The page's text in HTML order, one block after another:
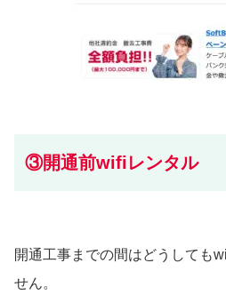
③開通前wifiレンタル
開通工事までの間はどうしても
せん。